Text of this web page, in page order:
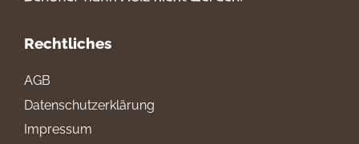
Rechtliches
AGB
Datenschutzerklärung
Impressum